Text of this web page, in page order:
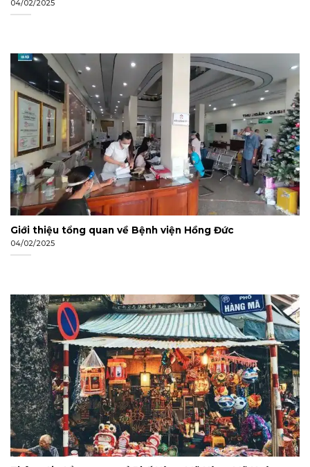
04/02/2025
Giới thiệu tổng quan về Bệnh viện Hồng Đức
04/02/2025